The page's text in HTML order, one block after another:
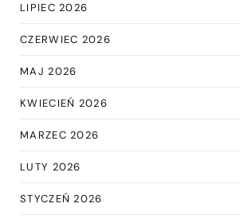
LIPIEC 2026
CZERWIEC 2026
MAJ 2026
KWIECIEŃ 2026
MARZEC 2026
LUTY 2026
STYCZEŃ 2026